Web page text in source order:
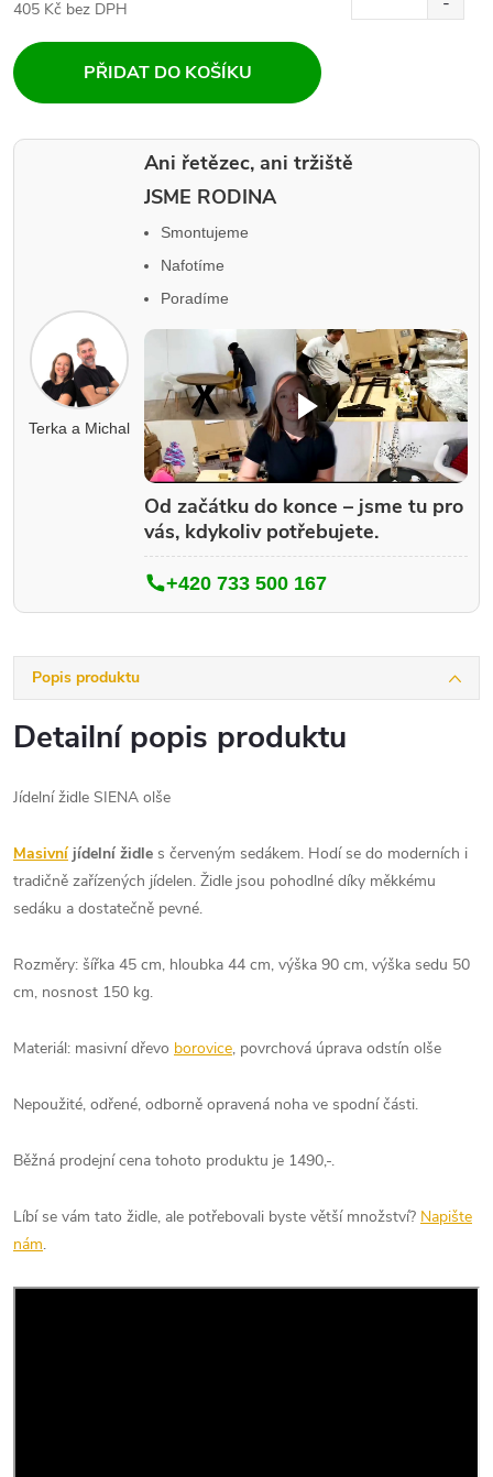
405 Kč bez DPH
PŘIDAT DO KOŠÍKU
Terka a Michal
Ani řetězec, ani tržiště
JSME RODINA
Smontujeme
Nafotíme
Poradíme
Od začátku do konce – jsme tu pro
vás, kdykoliv potřebujete.
+420 733 500 167
Popis produktu
Detailní popis produktu
Jídelní židle SIENA olše
Masivníjídelní židle s červeným sedákem. Hodí se do moderních i
tradičně zařízených jídelen. Židle jsou pohodlné díky měkkému
sedáku a dostatečně pevné.
Rozměry: šířka 45 cm, hloubka 44 cm, výška 90 cm, výška sedu 50
cm, nosnost 150 kg.
Materiál: masivní dřevo borovice, povrchová úprava odstín olše
Nepoužité, odřené, odborně opravená noha ve spodní části.
Běžná prodejní cena tohoto produktu je 1490,-.
Líbí se vám tato židle, ale potřebovali byste větší množství? Napište
nám.